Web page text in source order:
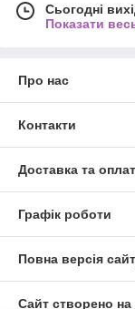
Сьогодні
Показати
Про нас
Контакти
Доставка та
Графік роботи
Повна версія
Сайт створено на